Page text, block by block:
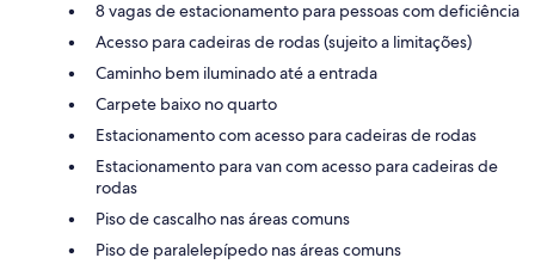
8 vagas de estacionamento para pessoas com deficiência
Acesso para cadeiras de rodas (sujeito a limitações)
Caminho bem iluminado até a entrada
Carpete baixo no quarto
Estacionamento com acesso para cadeiras de rodas
Estacionamento para van com acesso para cadeiras de
rodas
Piso de cascalho nas áreas comuns
Piso de paralelepípedo nas áreas comuns